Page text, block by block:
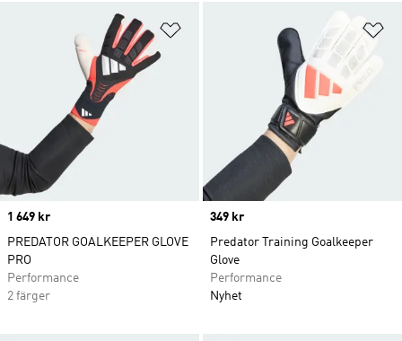
Lägg till på önskelistan
Price
1 649 kr
PREDATOR GOALKEEPER GLOVE
PRO
Performance
2 färger
Price
349 kr
Predator Training Goalkeeper
Glove
Performance
Nyhet